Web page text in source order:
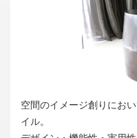
空間のイメージ創りにお
イル。